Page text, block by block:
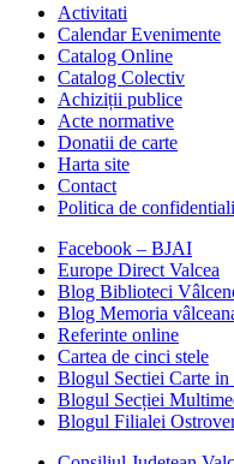
Activitati
Calendar Evenimente
Catalog Online
Catalog Colectiv
Achiziții publice
Acte normative
Donatii de carte
Harta site
Contact
Politica de
Facebook – BJAI
Europe Direct Valcea
Blog Biblioteci
Blog Memoria
Referinte online
Cartea de cinci stele
Blogul Sectiei Carte
Blogul Secției
Blogul Filialei